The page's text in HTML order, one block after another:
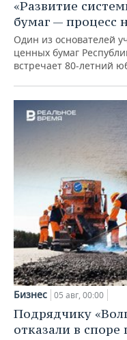
«Развитие
бумаг — процесс
Один из основателей
ценных бумаг
встречает 80-летний
Бизнес 05 авг, 00:00
Подрядчику
отказали в